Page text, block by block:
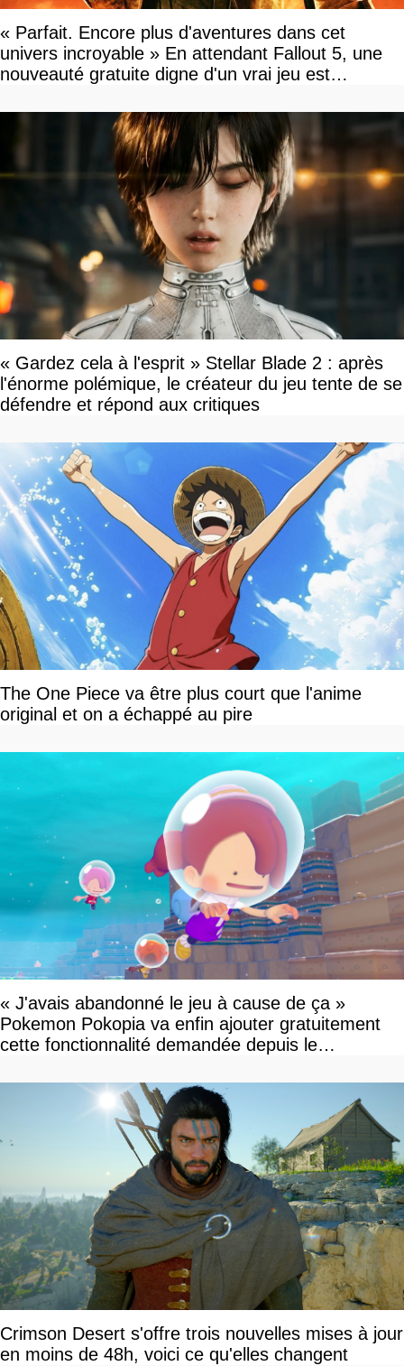
« Parfait. Encore plus d'aventures dans cet
univers incroyable » En attendant Fallout 5, une
nouveauté gratuite digne d'un vrai jeu est
« Gardez cela à l'esprit » Stellar Blade 2 : après
l'énorme polémique, le créateur du jeu tente de se
défendre et répond aux critiques
The One Piece va être plus court que l'anime
original et on a échappé au pire
« J'avais abandonné le jeu à cause de ça »
Pokemon Pokopia va enfin ajouter gratuitement
cette fonctionnalité demandée depuis le
Crimson Desert s'offre trois nouvelles mises à jour
en moins de 48h, voici ce qu'elles changent